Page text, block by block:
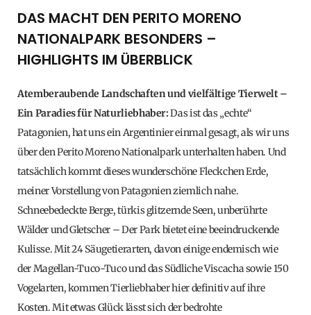
DAS MACHT DEN PERITO MORENO
NATIONALPARK BESONDERS –
HIGHLIGHTS IM ÜBERBLICK
Atemberaubende Landschaften und vielfältige Tierwelt –
Ein Paradies für Naturliebhaber:Das ist das „echte“
Patagonien, hat uns ein Argentinier einmal gesagt, als wir uns
über den Perito Moreno Nationalpark unterhalten haben. Und
tatsächlich kommt dieses wunderschöne Fleckchen Erde,
meiner Vorstellung von Patagonien ziemlich nahe.
Schneebedeckte Berge, türkis glitzernde Seen, unberührte
Wälder und Gletscher – Der Park bietet eine beeindruckende
Kulisse. Mit 24 Säugetierarten, davon einige endemisch wie
der Magellan-Tuco-Tuco und das Südliche Viscacha sowie 150
Vogelarten, kommen Tierliebhaber hier definitiv auf ihre
Kosten. Mit etwas Glück lässt sich der bedrohte